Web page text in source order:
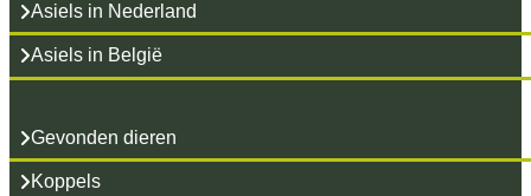
Asiels in Nederland
Asiels in België
Gevonden dieren
Koppels